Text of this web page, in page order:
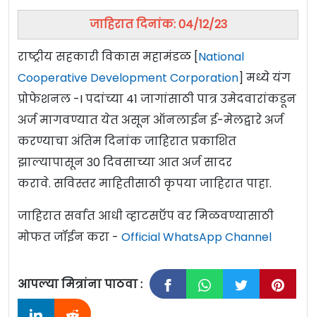
जाहिरात दिनांक: 04/12/23
राष्ट्रीय सहकारी विकास महामंडळ [National
Cooperative Development Corporation] मध्ये यंग
प्रोफेशनल -I पदांच्या 41 जागांसाठी पात्र उमेदवारांकडून
अर्ज मागवण्यात येत असून ऑनलाईन ई-मेलद्वारे अर्ज
करण्याचा अंतिम दिनांक जाहिरात प्रकाशित
झाल्यापासून 30 दिवसाच्या आत अर्ज सादर
करावे. सविस्तर माहितीसाठी कृपया जाहिरात पाहा.
जाहिरात सर्वात आधी व्हाटसऍप वर मिळवण्यासाठी
मोफत जॉईन करा - Official WhatsApp Channel
आपल्या मित्रांना पाठवा :